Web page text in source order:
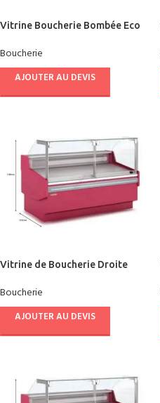
Vitrine Boucherie Bombée Eco
Boucherie
AJOUTER AU DEVIS
Vitrine de Boucherie Droite
Boucherie
AJOUTER AU DEVIS